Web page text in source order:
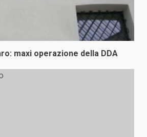
maxi operazione della DDA